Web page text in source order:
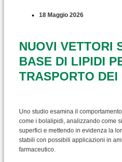
18 Maggio 2026
NUOVI VETTORI
BASE DI LIPIDI
TRASPORTO DEI
Uno studio esamina il
come i bolalipidi, analizzando come
superfici e mettendo in evidenza la
stabili con possibili applicazioni in
farmaceutico.